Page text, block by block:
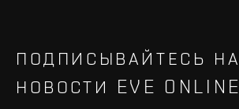
ПОДПИСЫВАЙТЕСЬ НА
НОВОСТИ EVE ONLINE